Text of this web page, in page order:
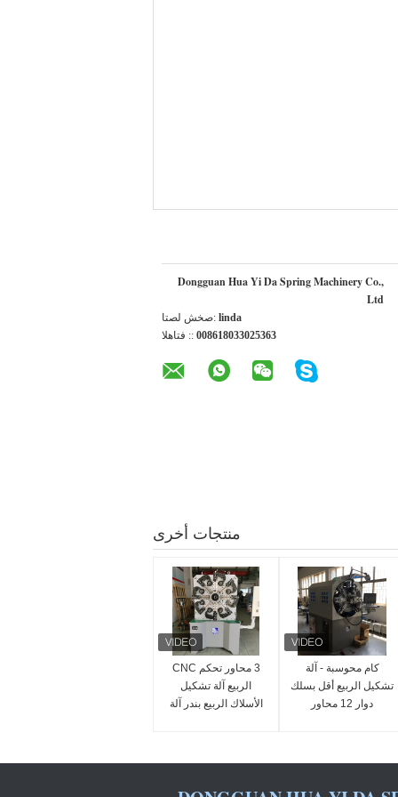
Dongguan Hua Yi Da Spring Machinery Co.,
Ltd
اتصل شخص: linda
الهاتف :: 008618033025363
منتجات أخرى
3 محاور تحكم CNC
الربيع آلة تشكيل
الأسلاك الربيع بندر آلة
كام محوسبة - آلة
تشكيل الربيع أقل بسلك
دوار 12 محاور